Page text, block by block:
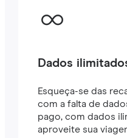
Dados
Esqueça-se das
com a falta de
pago, com dados
aproveite sua